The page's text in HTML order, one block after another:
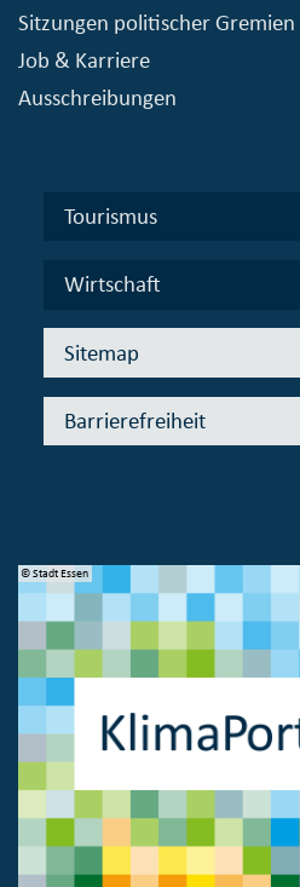
Sitzungen politischer Gremien
Job & Karriere
Ausschreibungen
Tourismus
Wirtschaft
Sitemap
Barrierefreiheit
© Stadt Essen